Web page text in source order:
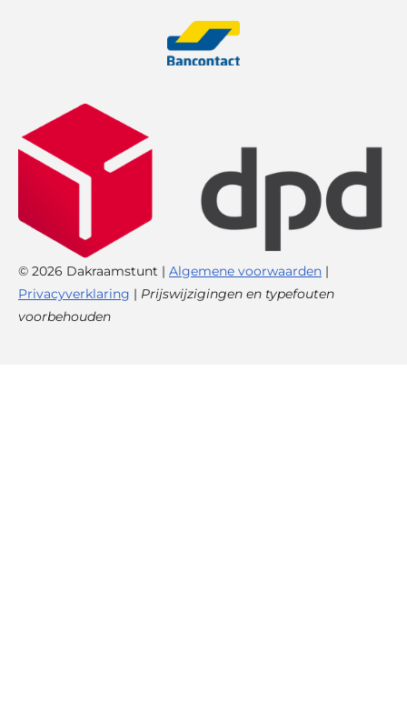
© 2026 Dakraamstunt | Algemene voorwaarden |
Privacyverklaring | Prijswijzigingen en typefouten
voorbehouden